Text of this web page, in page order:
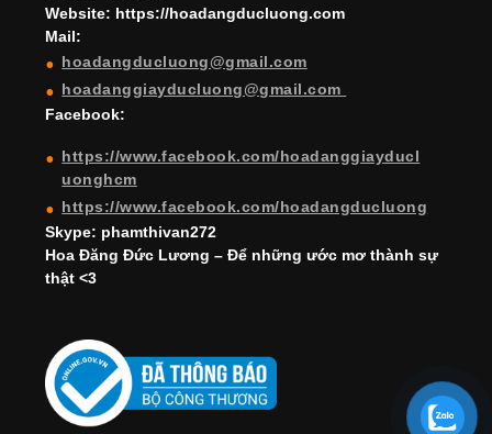
Website: https://hoadangducluong.com
Mail:
hoadangducluong@gmail.com
hoadanggiayducluong@gmail.com
Facebook:
https://www.facebook.com/hoadanggiayducl
uonghcm
https://www.facebook.com/hoadangducluong
Skype: phamthivan272
Hoa Đăng Đức Lương – Để những ước mơ thành sự
thật <3